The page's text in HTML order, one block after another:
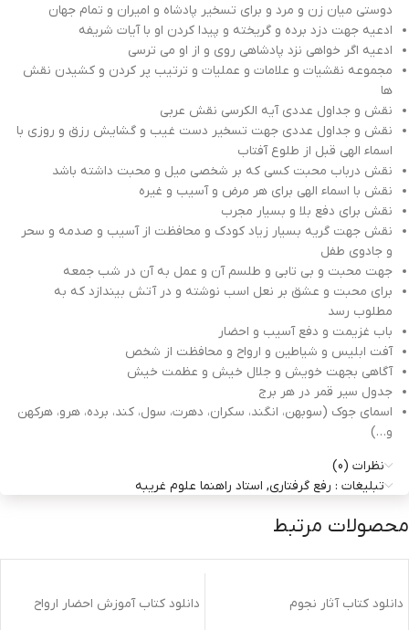
دوستی میان زن و مرد و برای تسخیر پادشاه و امیران و تمام جهان
ادعیه جهت دزد برده و گریخته و پیدا کردن او با آیات شریفه
ادعیه اگر خواهی نزد پادشاهی روی و از او می ترسی
مجموعه نقشیات و علامات و عملیات و ترتیب پر کردن و کشیدن نقش
ها
نقش و جداول عددی آیه الکرسی نقش عربی
نقش و جداول عددی جهت تسخیر دست غیب و گشایش رزق و روزی با
اسماء الهی قبل از طلوع آفتاب
نقش درباب محبت کسی که بر شخصی میل و محبت داشته باشد
نقش با اسماء الهی برای هر مرض و آسیب و غیره
نقش برای دفع بلا و بسیار مجرب
نقش جهت گریه بسیار زیاد کودک و محافظت از آسیب و صدمه و سحر
و جادوی طفل
جهت محبت و بی تابی و طلسم آن و عمل به آن در شب جمعه
برای محبت و عشق بر نعل اسب نوشته و در آتش بیندازد که به
مطلوب رسد
باب غزیمت و دفع آسیب و احضار
آفت ابلیس و شیاطین و ارواح و محافظت از شخص
آگاهی بجهت خویش و جلال خیش و عظمت خیش
جدول سیر قمر در هر برج
اسمای جوک (سوبهن، انگند، سکران، دهرت، سول، کند، برده، هرو، هرکهن
و…)
نظرات (0)
تبلیغات : رفع گرفتاری, استاد راهنما علوم غریبه
محصولات مرتبط
دانلود کتاب آثار نجوم دانلود کتاب آموزش احضار ارواح